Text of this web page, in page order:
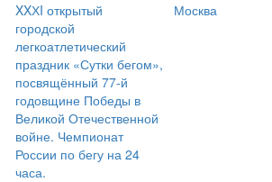
XXХI открытый
городской
легкоатлетический
праздник «Сутки бегом»,
посвящённый 77-й
годовщине Победы в
Великой Отечественной
войне. Чемпионат
России по бегу на 24
часа.
Москва